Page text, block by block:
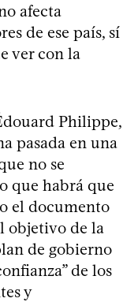
afecta
de ese país, sí
ver con la
Philippe,
pasada en una
no se
que habrá que
el documento
objetivo de la
de gobierno
de los
y